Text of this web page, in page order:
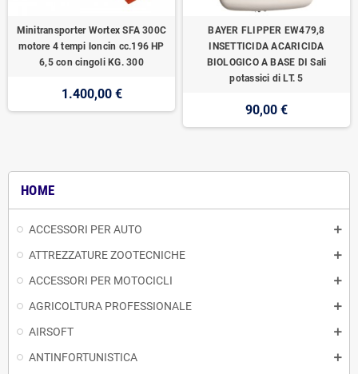
HOME
ACCESSORI PER AUTO
ATTREZZATURE ZOOTECNICHE
ACCESSORI PER MOTOCICLI
AGRICOLTURA PROFESSIONALE
AIRSOFT
ANTINFORTUNISTICA
Minitransporter Wortex SFA 300C
motore 4 tempi loncin cc.196 HP
6,5 con cingoli KG. 300
1.400,00 €
BAYER FLIPPER EW479,8
INSETTICIDA ACARICIDA
BIOLOGICO A BASE DI Sali
potassici di LT. 5
90,00 €